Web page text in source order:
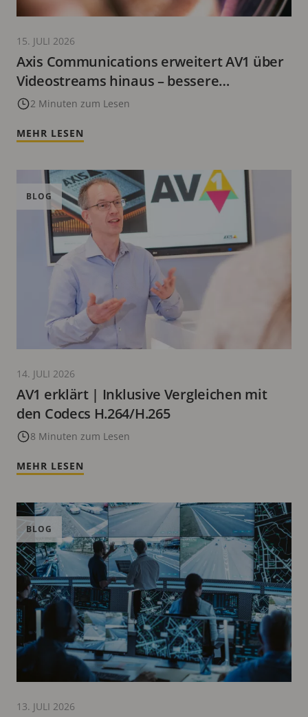
Axis Communications erweitert AV1 über
Videostreams hinaus – bessere
Standbilder mit dem AVIF-Format
2 Minuten zum Lesen
15. JULI 2026
MEHR LESEN
AV1 erklärt | Inklusive Vergleichen mit
den Codecs H.264/H.265
8 Minuten zum Lesen
BLOG
14. JULI 2026
MEHR LESEN
BLOG
13. JULI 2026